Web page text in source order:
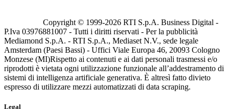
Copyright © 1999-2026 RTI S.p.A. Business Digital -
P.Iva 03976881007 - Tutti i diritti riservati - Per la pubblicità
Mediamond S.p.A. - RTI S.p.A., Mediaset N.V., sede legale
Amsterdam (Paesi Bassi) - Uffici Viale Europa 46, 20093 Cologno
Monzese (MI)Rispetto ai contenuti e ai dati personali trasmessi e/o
riprodotti è vietata ogni utilizzazione funzionale all’addestramento di
sistemi di intelligenza artificiale generativa. È altresì fatto divieto
espresso di utilizzare mezzi automatizzati di data scraping.
Legal